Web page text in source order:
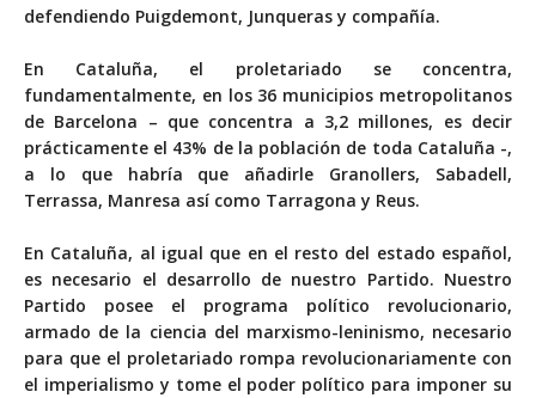
defendiendo Puigdemont, Junqueras y compañía.
En Cataluña, el proletariado se concentra,
fundamentalmente, en los 36 municipios metropolitanos
de Barcelona – que concentra a 3,2 millones, es decir
prácticamente el 43% de la población de toda Cataluña -,
a lo que habría que añadirle Granollers, Sabadell,
Terrassa, Manresa así como Tarragona y Reus.
En Cataluña, al igual que en el resto del estado español,
es necesario el desarrollo de nuestro Partido. Nuestro
Partido posee el programa político revolucionario,
armado de la ciencia del marxismo-leninismo, necesario
para que el proletariado rompa revolucionariamente con
el imperialismo y tome el poder político para imponer su